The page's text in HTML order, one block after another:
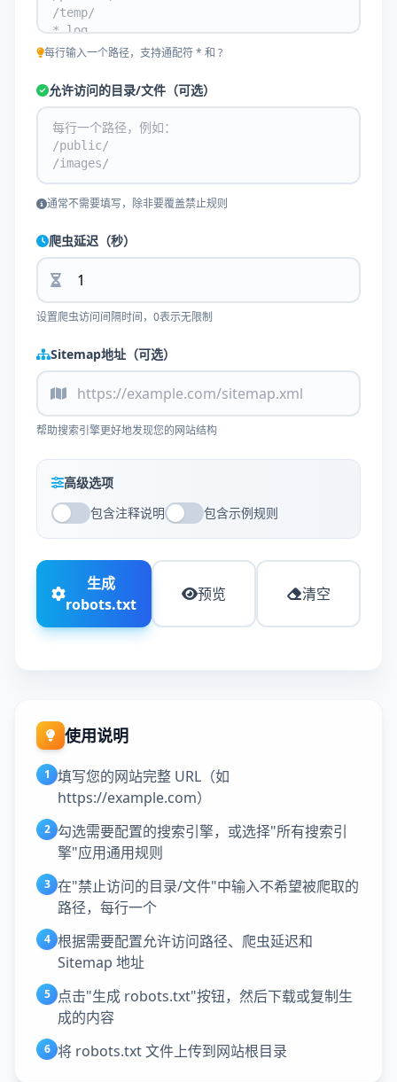
每行输入一个路径，支持通配符 * 和 ?
允许访问的目录/文件（可选）
通常不需要填写，除非要覆盖禁止规则
爬虫延迟（秒）
设置爬虫访问间隔时间，0表示无限制
Sitemap地址（可选）
帮助搜索引擎更好地发现您的网站结构
高级选项
包含注释说明
包含示例规则
生成
robots.txt
预览 清空
使用说明
1 填写您的网站完整 URL（如
https://example.com）
2 勾选需要配置的搜索引擎，或选择"所有搜索引
擎"应用通用规则
3 在"禁止访问的目录/文件"中输入不希望被爬取的
路径，每行一个
4 根据需要配置允许访问路径、爬虫延迟和
Sitemap 地址
5
点击"生成 robots.txt"按钮，然后下载或复制生
成的内容
6 将 robots.txt 文件上传到网站根目录